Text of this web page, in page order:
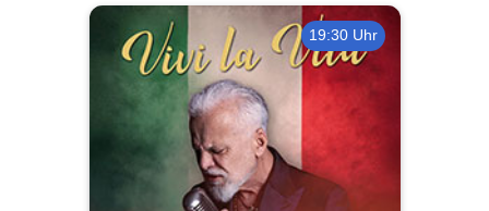
19:30 Uhr